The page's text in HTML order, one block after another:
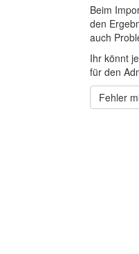
Beim
den
auch
Ihr könnt
für den
Fehler